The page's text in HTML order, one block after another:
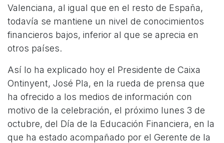
Valenciana, al igual que en el resto de España,
todavía se mantiene un nivel de conocimientos
financieros bajos, inferior al que se aprecia en
otros países.
Así lo ha explicado hoy el Presidente de Caixa
Ontinyent, José Pla, en la rueda de prensa que
ha ofrecido a los medios de información con
motivo de la celebración, el próximo lunes 3 de
octubre, del Día de la Educación Financiera, en la
que ha estado acompañado por el Gerente de la